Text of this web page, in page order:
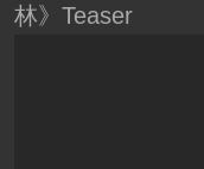
林》Teaser